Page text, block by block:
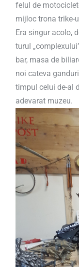
felul de
mijloc trona trike-
Era singur acolo,
turul
bar, masa de
noi cateva
timpul celui de-al
adevarat muzeu.